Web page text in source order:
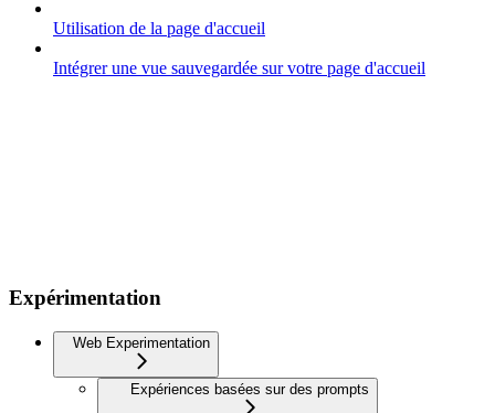
Utilisation de la page d'accueil
Intégrer une vue sauvegardée sur votre page d'accueil
Expérimentation
Web Experimentation
Expériences basées sur des prompts